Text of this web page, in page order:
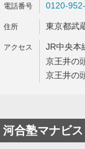
0120-
東京都武
JR中央本
京王井の
京王井の
河合塾マナビス